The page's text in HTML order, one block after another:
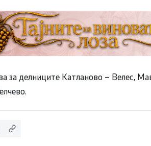
за делниците Катланово – Велес,